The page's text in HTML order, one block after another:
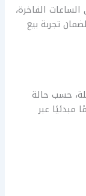
الفاخرة،
تجربة بيع
حسب حالة
مبدئيًا عبر